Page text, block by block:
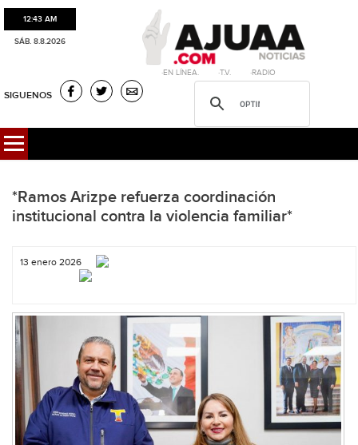
12:43 AM
SÁB. 8.8.2026
·EN LÍNEA. ·T.V. ·RADIO
SIGUENOS
*Ramos Arizpe refuerza coordinación
institucional contra la violencia familiar*
13 enero 2026